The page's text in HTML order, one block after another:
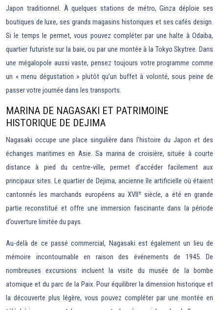
Japon traditionnel. À quelques stations de métro, Ginza déploie ses
boutiques de luxe, ses grands magasins historiques et ses cafés design.
Si le temps le permet, vous pouvez compléter par une halte à Odaiba,
quartier futuriste sur la baie, ou par une montée à la Tokyo Skytree. Dans
une mégalopole aussi vaste, pensez toujours votre programme comme
un « menu dégustation » plutôt qu’un buffet à volonté, sous peine de
passer votre journée dans les transports.
MARINA DE NAGASAKI ET PATRIMOINE
HISTORIQUE DE DEJIMA
Nagasaki occupe une place singulière dans l’histoire du Japon et des
échanges maritimes en Asie. Sa marina de croisière, située à courte
distance à pied du centre-ville, permet d’accéder facilement aux
principaux sites. Le quartier de Dejima, ancienne île artificielle où étaient
cantonnés les marchands européens au XVIIe siècle, a été en grande
partie reconstitué et offre une immersion fascinante dans la période
d’ouverture limitée du pays.
Au-delà de ce passé commercial, Nagasaki est également un lieu de
mémoire incontournable en raison des événements de 1945. De
nombreuses excursions incluent la visite du musée de la bombe
atomique et du parc de la Paix. Pour équilibrer la dimension historique et
la découverte plus légère, vous pouvez compléter par une montée en